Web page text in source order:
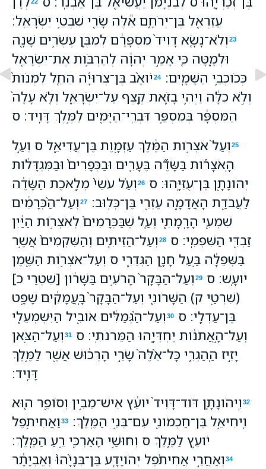
עֲזַרְאֵ֖ל בֶּן־יְרֹחָ֑ם אֵ֕לֶּה שָׂרֵ֖י שִׁבְטֵ֥י יִשְׂרָאֵֽל׃
23 וְלֹא־נָשָׂ֤א דָוִיד֙ מִסְפָּרָ֔ם לְמִבֶּ֛ן עֶשְׂרִ֥ים שָׁנָ֖ה
וּלְמָ֑טָּה כִּ֚י אָמַ֣ר יְהוָ֔ה לְהַרְבֹּ֥ות אֶת־יִשְׂרָאֵ֖ל
כְּכֹוכְבֵ֥י הַשָּׁמָֽיִם׃
24 יֹואָ֨ב בֶּן־צְרוּיָ֜ה הֵחֵ֤ל לִמְנֹות֙
וְלֹ֣א כִלָּ֔ה וַיְהִ֥י בָזֹ֛את קֶ֖צֶף עַל־יִשְׂרָאֵ֑ל וְלֹ֤א עָלָה֙
הַמִּסְפָּ֔ר בְּמִסְפַּ֥ר דִּבְרֵֽי־הַיָּמִ֖ים לַמֶּ֥לֶךְ דָּוִֽיד׃ ס
25 וְעַל֙ אֹצְרֹ֣ות הַמֶּ֔לֶךְ עַזְמָ֖וֶת בֶּן־עֲדִיאֵ֑ל ס וְעַ֣ל
הָֽאֹצָרֹ֡ות בַּשָּׂדֶ֞ה בֶּעָרִ֤ים וּבַכְּפָרִים֙ וּבַמִּגְדָּלֹ֔ות
יְהֹונָתָ֖ן בֶּן־עֻזִּיָּֽהוּ׃ ס
26 וְעַ֗ל עֹשֵׂי֙ מְלֶ֣אכֶת הַשָּׂדֶ֔ה
לַעֲבֹדַ֖ת הָאֲדָמָ֑ה עֶזְרִ֖י בֶּן־כְּלֽוּב׃
27 וְעַל־הַ֨כְּרָמִ֔ים
שִׁמְעִ֖י הָרָֽמָתִ֑י וְעַ֤ל שֶׁבַּכְּרָמִים֙ לְאֹצְרֹ֣ות הַיַּ֔יִן
זַבְדִּ֖י הַשִּׁפְמִֽי׃ ס
28 וְעַל־הַזֵּיתִ֤ים וְהַשִּׁקְמִים֙ אֲשֶׁ֣ר
בַּשְּׁפֵלָ֔ה בַּ֥עַל חָנָ֖ן הַגְּדֵרִ֑י ס וְעַל־אֹצְרֹ֥ות הַשֶּׁ֖מֶן
יֹועָֽשׁ׃ ס
29 וְעַל־הַבָּקָר֙ הָרֹעִ֣ים בַּשָּׁרֹ֔ון [שִׁטְרַי כ]
(שִׁרְטַ֖י ק) הַשָּׁרֹונִ֑י וְעַל־הַבָּקָר֙ בָּֽעֲמָקִ֔ים שָׁפָ֖ט
בֶּן־עַדְלָֽי׃ ס
30 וְעַל־הַ֨גְּמַלִּ֔ים אֹובִ֖יל הַיִּשְׁמְעֵלִ֑י
וְעַל־הָ֣אֲתֹנֹ֔ות יֶחְדְּיָ֖הוּ הַמֵּרֹנֹתִֽי׃ ס
31 וְעַל־הַצֹּ֖אן
יָזִ֣יז הַֽהַגְרִ֑י כָּל־אֵ֙לֶּה֙ שָׂרֵ֣י הָרְכ֔וּשׁ אֲשֶׁ֖ר לַמֶּ֥לֶךְ
דָּוִֽיד׃
32 וִֽיהֹונָתָ֤ן דֹּוד־דָּוִיד֙ יֹועֵ֔ץ אִישׁ־מֵבִ֥ין וְסֹופֵ֖ר ה֑וּא
וִֽיחִיאֵ֥ל בֶּן־חַכְמֹונִ֖י עִם־בְּנֵ֥י הַמֶּֽלֶךְ׃
33 וַאֲחִיתֹ֖פֶל
יֹועֵ֣ץ לַמֶּ֑לֶךְ ס וְחוּשַׁ֥י הָאַרְכִּ֖י רֵ֥עַ הַמֶּֽלֶךְ׃
34 וְאַחֲרֵ֣י אֲחִיתֹ֗פֶל יְהֹויָדָ֤ע בֶּן־בְּנָיָ֙הוּ֙ וְאֶבְיָתָ֔ר